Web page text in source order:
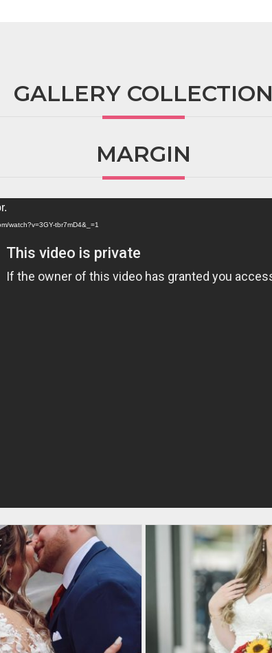
GALLERY COLLECTION
MARGIN
watch?v=3GY-tbr7mD4&_=1